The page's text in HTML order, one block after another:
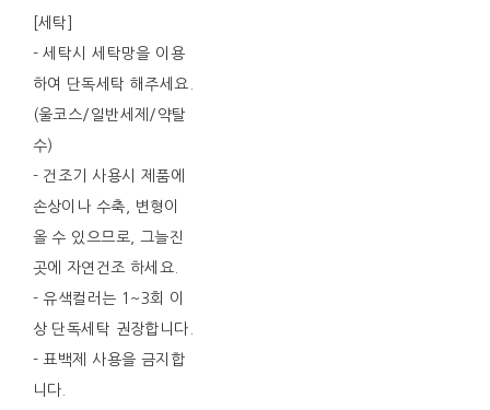
[세탁]
- 세탁시 세탁망을 이용
하여 단독세탁 해주세요.
(울코스/일반세제/약탈
수)
- 건조기 사용시 제품에
손상이나 수축, 변형이
올 수 있으므로, 그늘진
곳에 자연건조 하세요.
- 유색컬러는 1~3회 이
상 단독세탁 권장합니다.
- 표백제 사용을 금지합
니다.